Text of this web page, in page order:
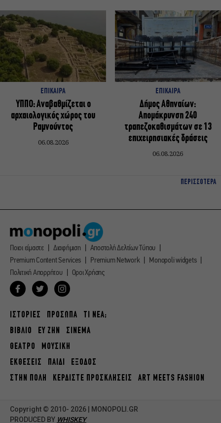
ΕΠΙΚΑΙΡΑ
ΥΠΠΟ: Αναβαθμίζεται ο
αρχαιολογικός χώρος του
Ραμνούντος
06.08.2026
ΕΠΙΚΑΙΡΑ
Δήμος Αθηναίων:
Απομάκρυνση 240
τραπεζοκαθισμάτων σε 13
επιχειρησιακές δράσεις
06.08.2026
ΠΕΡΙΣΣΟΤΕΡΑ
Ποιοι είμαστε Διαφήμιση
Αποστολή Δελτίων Τύπου
Premium Content Services
Premium Network
Monopoli widgets
Πολιτική Απορρήτου
Οροι Χρήσης
ΙΣΤΟΡΙΕΣ ΠΡΟΣΩΠΑ
ΤΙ ΝΕΑ;
ΒΙΒΛΙΟ
ΕΥ ΖΗΝ
ΣΙΝΕΜΑ
ΘΕΑΤΡΟ
ΜΟΥΣΙΚΗ
ΕΚΘΕΣΕΙΣ
ΠΑΙΔΙ
ΕΞΟΔΟΣ
ΣΤΗΝ ΠΟΛΗ
ΚΕΡΔΙΣΤΕ ΠΡΟΣΚΛΗΣΕΙΣ ART MEETS FASHION
Copyright © 2010- 2026 | MONOPOLI.GR
PRODUCED BY WHISKEY